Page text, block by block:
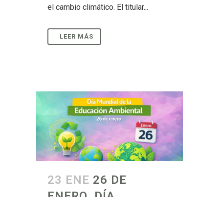
el cambio climático. El titular...
23 ENE 26 DE